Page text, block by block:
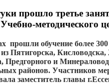
прошло третье
методического
прошли обучение более
Пятигорска, Кисловодска,
Предгорного и
районов. Участников
заместитель главы